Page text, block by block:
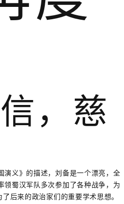
，慈
演义》的描述，刘备是一个漂亮，全
蜀汉军队多次参加了各种战争，为
后来的政治家们的重要学术思想。